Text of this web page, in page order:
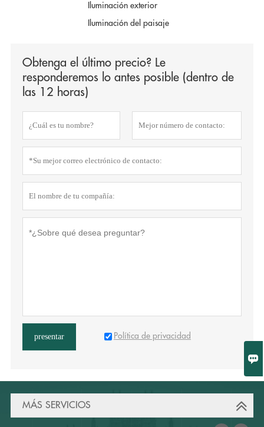

Iluminación exterior
Iluminación del paisaje
Obtenga el último precio? Le
responderemos lo antes posible (dentro de
las 12 horas)
presentar Política de privacidad
MÁS SERVICIOS